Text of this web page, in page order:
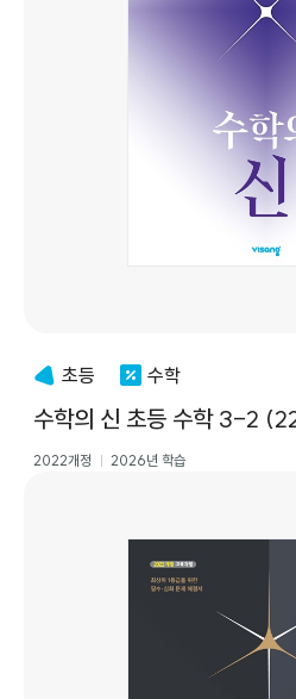
초등 수학
수학의 신 초등 수학 3-2
2022개정 2026년 학습